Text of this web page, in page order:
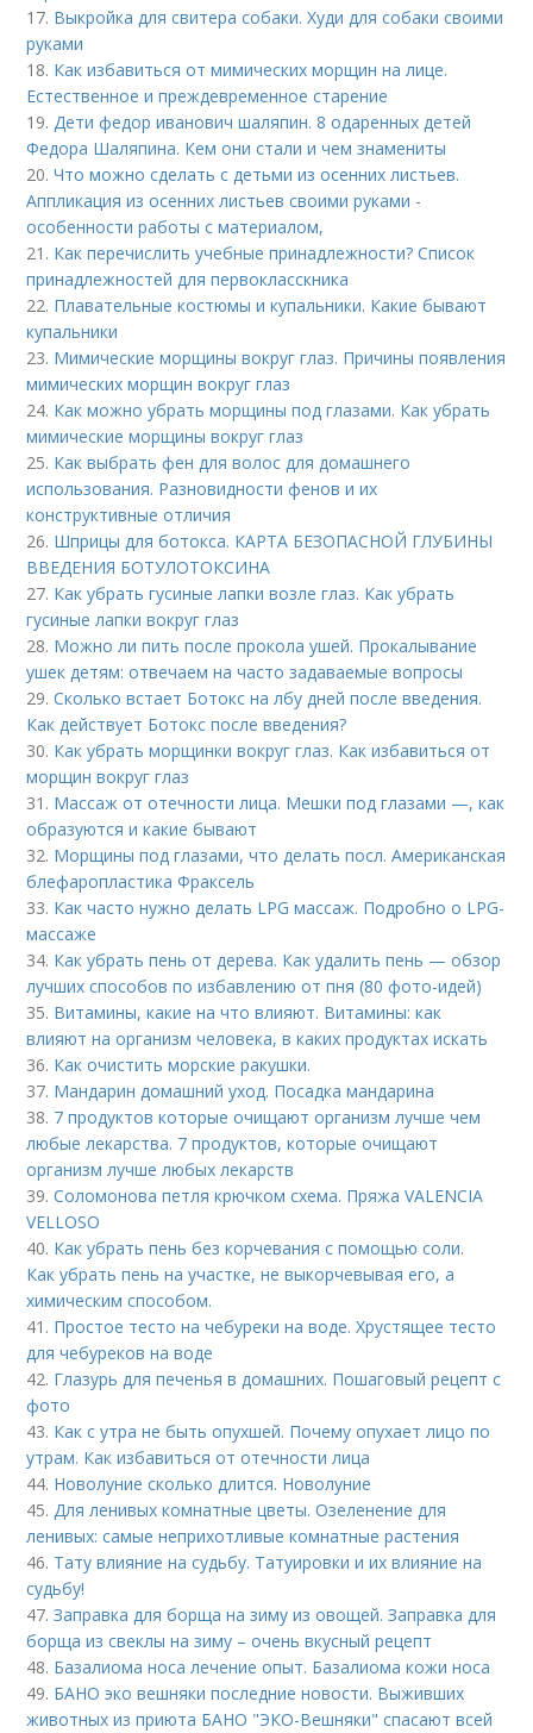
17. Выкройка для свитера собаки. Худи для собаки своими
руками
18. Как избавиться от мимических морщин на лице.
Естественное и преждевременное старение
19.Дети федор иванович шаляпин. 8 одаренных детей
Федора Шаляпина. Кем они стали и чем знамениты
20.Что можно сделать с детьми из осенних листьев.
Аппликация из осенних листьев своими руками -
особенности работы с материалом,
21. Как перечислить учебные принадлежности? Список
принадлежностей для первокласскника
22. Плавательные костюмы и купальники. Какие бывают
купальники
23. Мимические морщины вокруг глаз. Причины появления
мимических морщин вокруг глаз
24. Как можно убрать морщины под глазами. Как убрать
мимические морщины вокруг глаз
25. Как выбрать фен для волос для домашнего
использования. Разновидности фенов и их
конструктивные отличия
26. Шприцы для ботокса. КАРТА БЕЗОПАСНОЙ ГЛУБИНЫ
ВВЕДЕНИЯ БОТУЛОТОКСИНА
27. Как убрать гусиные лапки возле глаз. Как убрать
гусиные лапки вокруг глаз
28. Можно ли пить после прокола ушей. Прокалывание
ушек детям: отвечаем на часто задаваемые вопросы
29.Сколько встает Ботокс на лбу дней после введения.
Как действует Ботокс после введения?
30. Как убрать морщинки вокруг глаз. Как избавиться от
морщин вокруг глаз
31. Массаж от отечности лица. Мешки под глазами —, как
образуются и какие бывают
32. Морщины под глазами, что делать посл. Американская
блефаропластика Фраксель
33. Как часто нужно делать LPG массаж. Подробно о LPG-
массаже
34. Как убрать пень от дерева. Как удалить пень — обзор
лучших способов по избавлению от пня (80 фото-идей)
35. Витамины, какие на что влияют. Витамины: как
влияют на организм человека, в каких продуктах искать
36. Как очистить морские ракушки.
37. Мандарин домашний уход. Посадка мандарина
38. 7 продуктов которые очищают организм лучше чем
любые лекарства. 7 продуктов, которые очищают
организм лучше любых лекарств
39.Соломонова петля крючком схема. Пряжа VALENCIA
VELLOSO
40. Как убрать пень без корчевания с помощью соли.
Как убрать пень на участке, не выкорчевывая его, а
химическим способом.
41. Простое тесто на чебуреки на воде. Хрустящее тесто
для чебуреков на воде
42. Глазурь для печенья в домашних. Пошаговый рецепт с
фото
43. Как с утра не быть опухшей. Почему опухает лицо по
утрам. Как избавиться от отечности лица
44. Новолуние сколько длится. Новолуние
45.Для ленивых комнатные цветы. Озеленение для
ленивых: самые неприхотливые комнатные растения
46. Тату влияние на судьбу. Татуировки и их влияние на
судьбу!
47.Заправка для борща на зиму из овощей. Заправка для
борща из свеклы на зиму – очень вкусный рецепт
48. Базалиома носа лечение опыт. Базалиома кожи носа
49. БАНО эко вешняки последние новости. Выживших
животных из приюта БАНО "ЭКО-Вешняки" спасают всей